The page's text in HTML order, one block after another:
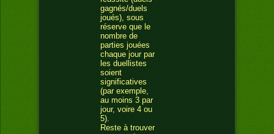
gagnés/duels
joués), sous
réserve que le
nombre de
parties jouées
chaque jour par
les duellistes
soient
significatives
(par exemple,
au moins 3 par
jour, voire 4 ou
5).
Reste à trouver